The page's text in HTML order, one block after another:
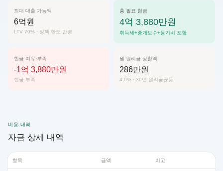
최대 대출 가능액
6억원
LTV 70% · 정책 한도 반영
총 필요 현금
4억 3,880만원
취득세+중개보수+등기비 포함
현금 여유·부족
-1억 3,880만원
현금 부족
월 원리금 상환액
286만원
4.0% · 30년 원리금균등
비용 내역
자금 상세 내역
항목 금액 비고